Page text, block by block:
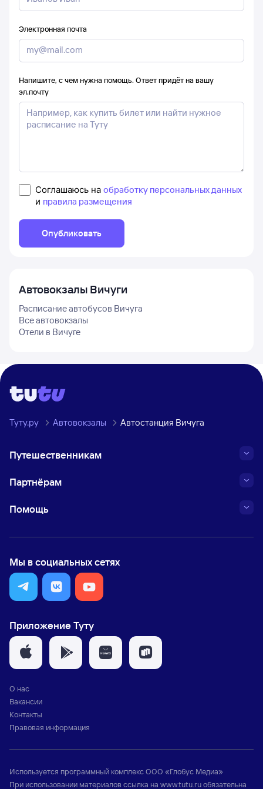
Электронная почта
Напишите, с чем нужна помощь. Ответ придёт на вашу
эл.почту
Соглашаюсь на обработку персональных данных
и правила размещения
Опубликовать
Автовокзалы Вичуги
Расписание автобусов Вичуга
Все автовокзалы
Отели в Вичуге
Туту.ру Автовокзалы Автостанция Вичуга
Путешественникам
Партнёрам
Помощь
Мы в социальных сетях
Приложение Туту
О нас
Вакансии
Контакты
Правовая информация
Используется программный комплексООО «Глобус Медиа»
При использовании материалов ссылка на www.tutu.ruобязательна